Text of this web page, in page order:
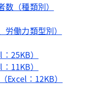
（種類別）
働力類型別）
25KB）
11KB）
Excel：12KB）